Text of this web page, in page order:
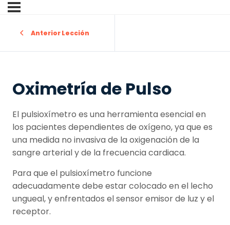
Anterior Lección
Oximetría de Pulso
El pulsioxímetro es una herramienta esencial en
los pacientes dependientes de oxígeno, ya que es
una medida no invasiva de la oxigenación de la
sangre arterial y de la frecuencia cardiaca.
Para que el pulsioxímetro funcione
adecuadamente debe estar colocado en el lecho
ungueal, y enfrentados el sensor emisor de luz y el
receptor.